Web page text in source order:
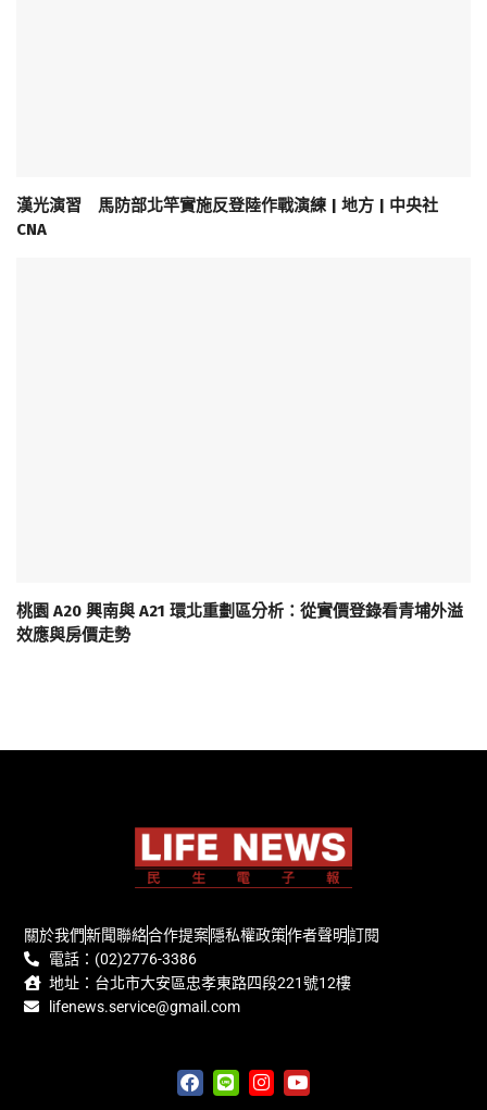
漢光演習 馬防部北竿實施反登陸作戰演練 | 地方 | 中央社
CNA
桃園 A20 興南與 A21 環北重劃區分析：從實價登錄看青埔外溢
效應與房價走勢
關於我們新聞聯絡合作提案隱私權政策作者聲明訂閱
電話：(02)2776-3386
地址：台北市大安區忠孝東路四段221號12樓
lifenews.service@gmail.com